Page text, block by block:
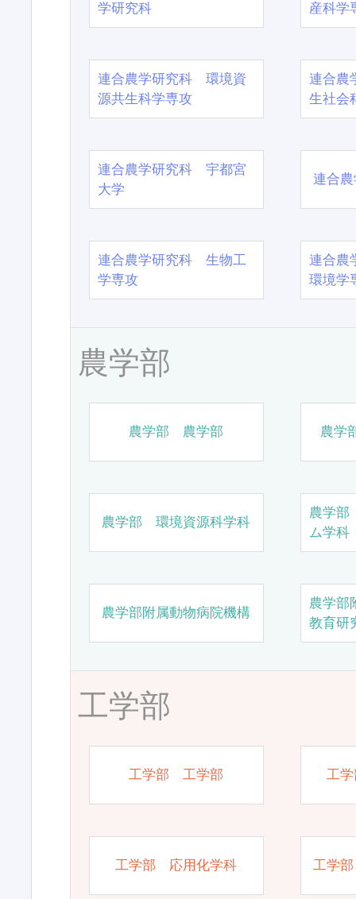
学研究科
産科学
連合農学研究科 環境資
源共生科学専攻
連合農
生社会
連合農学研究科 宇都宮
大学
連合
連合農学研究科 生物工
学専攻
連合農
環境学
農学部
農学部 農学部 農学
農学部 環境資源科学科
農学
ム学科
農学部附属動物病院機構
農学部
教育研
工学部
工学部 工学部 工
工学部 応用化学科 工学